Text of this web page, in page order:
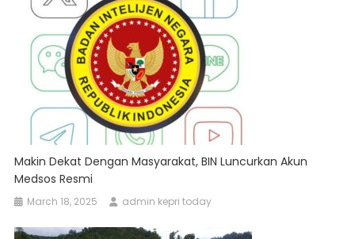
Makin Dekat Dengan Masyarakat, BIN Luncurkan Akun
Medsos Resmi
March 18, 2025 admin kepri today